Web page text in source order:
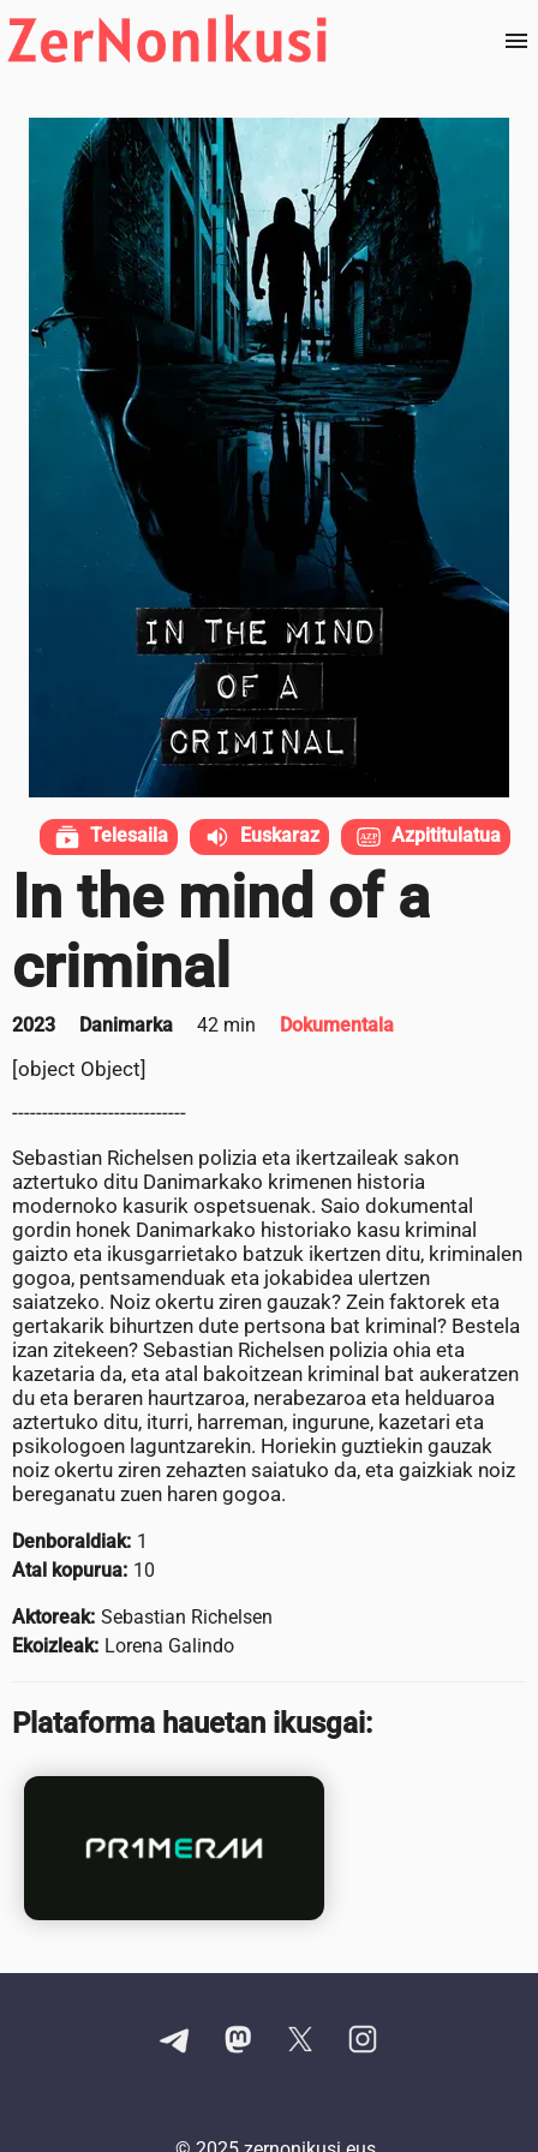
In the mind of a
criminal
2023 Danimarka 42 min Dokumentala
[object Object]
-----------------------------
Sebastian Richelsen polizia eta ikertzaileak sakon
aztertuko ditu Danimarkako krimenen historia
modernoko kasurik ospetsuenak. Saio dokumental
gordin honek Danimarkako historiako kasu kriminal
gaizto eta ikusgarrietako batzuk ikertzen ditu, kriminalen
gogoa, pentsamenduak eta jokabidea ulertzen
saiatzeko. Noiz okertu ziren gauzak? Zein faktorek eta
gertakarik bihurtzen dute pertsona bat kriminal? Bestela
izan zitekeen? Sebastian Richelsen polizia ohia eta
kazetaria da, eta atal bakoitzean kriminal bat aukeratzen
du eta beraren haurtzaroa, nerabezaroa eta helduaroa
aztertuko ditu, iturri, harreman, ingurune, kazetari eta
psikologoen laguntzarekin. Horiekin guztiekin gauzak
noiz okertu ziren zehazten saiatuko da, eta gaizkiak noiz
bereganatu zuen haren gogoa.
Denboraldiak: 1
Atal kopurua: 10
Aktoreak: Sebastian Richelsen
Ekoizleak: Lorena Galindo
Plataforma hauetan ikusgai:
Telesaila Euskaraz Azpititulatua